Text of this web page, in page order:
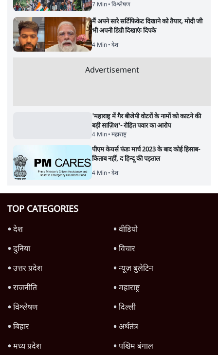
7 Min• विश्लेषण
मैं अपने सारे सर्टिफिकेट दिखाने को तैयार, मोदी जी
भी अपनी डिग्री दिखाएंः दिपके
4 Min• देश
Advertisement
'महाराष्ट्र में गैर बीजेपी वोटरों के नामों को काटने की
बड़ी साज़िश'- रोहित पवार का आरोप
महाराष्ट्र
पीएम केयर्स फंडः मार्च 2023 के बाद कोई हिसाब-
दुनिया
न्यूज़ बुलेटिन
महाराष्ट्र